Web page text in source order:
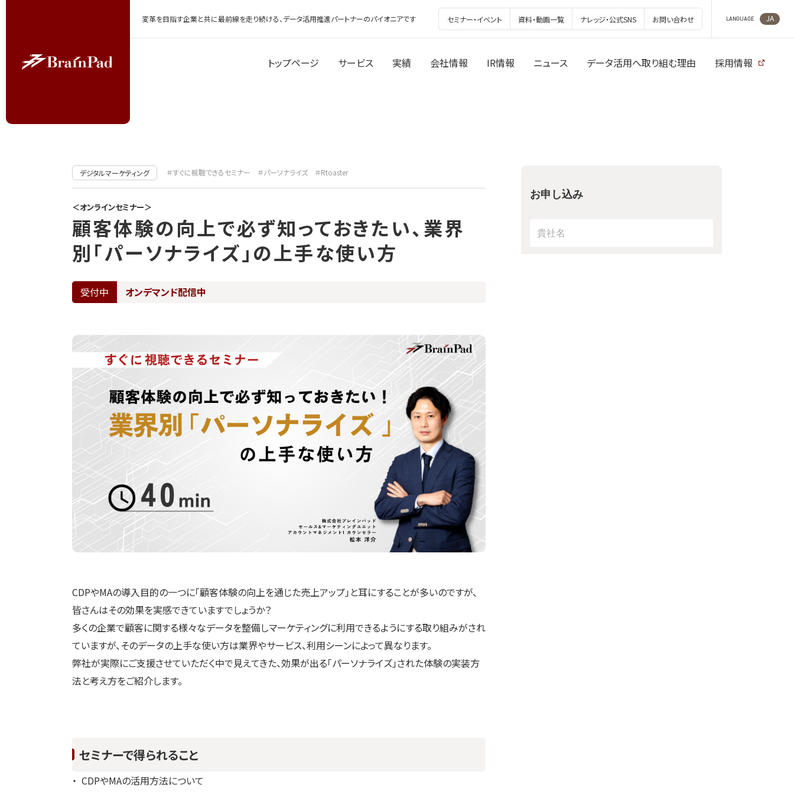
変革を目指す企業と共に最前線を走り続ける、データ活用推進パートナーのパイオニアです セミナー・イベント 資料・動画一覧 ナレッジ・公式SNS お問い合わせ LANGUAGE JA
トップページ サービス 実績 会社情報 IR情報 ニュース データ活用へ取り組む理由 採用情報
デジタルマーケティング ＃すぐに視聴できるセミナー ＃パーソナライズ ＃Rtoaster
＜オンラインセミナー＞
顧客体験の向上で必ず知っておきたい、業界
別「パーソナライズ」の上手な使い方
受付中 オンデマンド配信中
CDPやMAの導入目的の一つに「顧客体験の向上を通じた売上アップ」と耳にすることが多いのですが、
皆さんはその効果を実感できていますでしょうか？
多くの企業で顧客に関する様々なデータを整備しマーケティングに利用できるようにする取り組みがされ
ていますが、そのデータの上手な使い方は業界やサービス、利用シーンによって異なります。
弊社が実際にご支援させていただく中で見えてきた、効果が出る「パーソナライズ」された体験の実装方
法と考え方をご紹介します。
セミナーで得られること
CDPやMAの活用方法について